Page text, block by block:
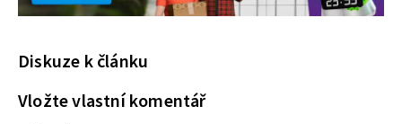
Diskuze k článku
Vložte vlastní komentář